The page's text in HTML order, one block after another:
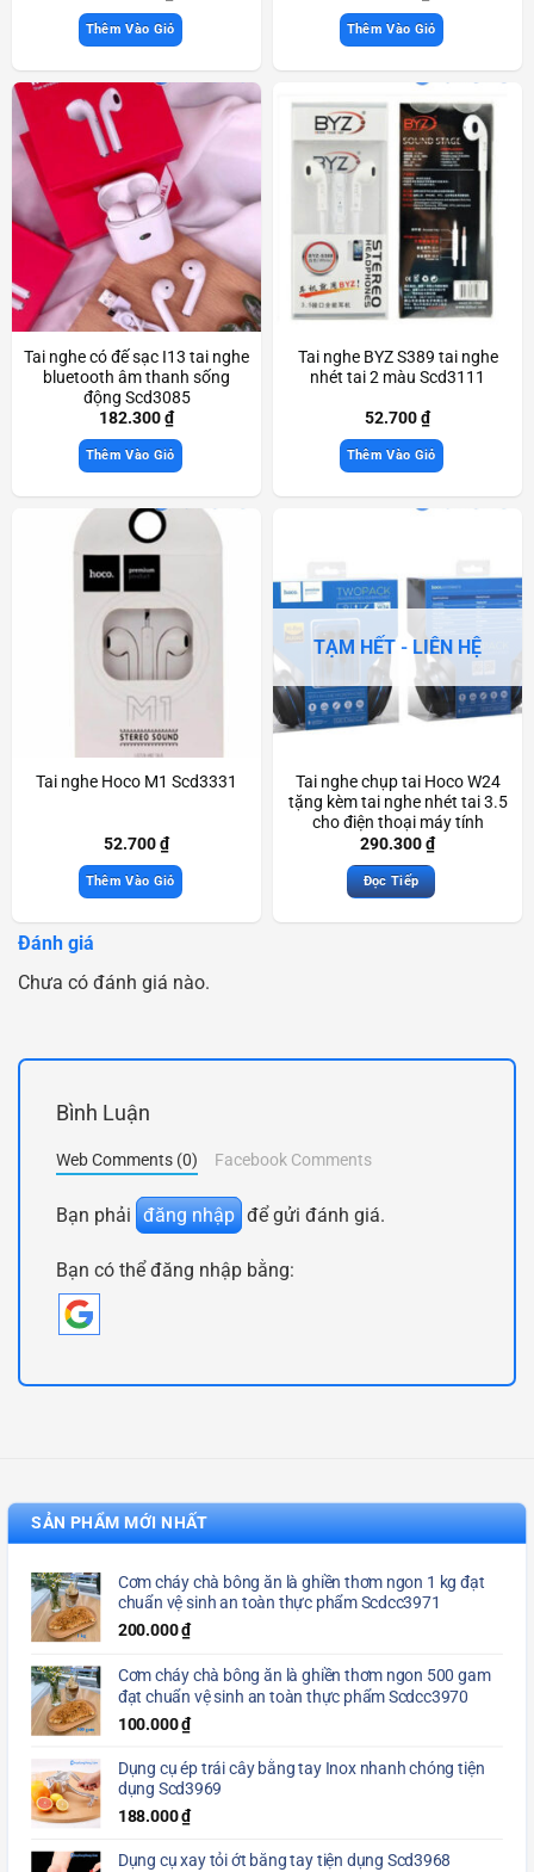
Thêm Vào Giỏ Thêm Vào Giỏ
Tai nghe có đế sạc I13 tai nghe
bluetooth âm thanh sống
động Scd3085
182.300₫
Thêm Vào Giỏ
Tai nghe BYZ S389 tai nghe
nhét tai 2 màu Scd3111
52.700₫
Thêm Vào Giỏ
Tai nghe Hoco M1 Scd3331
52.700₫
Thêm Vào Giỏ
TẠM HẾT - LIÊN HỆ
Tai nghe chụp tai Hoco W24
tặng kèm tai nghe nhét tai 3.5
cho điện thoại máy tính
Scd3459
290.300₫
Đọc Tiếp
Đánh giá
Chưa có đánh giá nào.
Bình Luận
Web Comments (0) Facebook Comments
Bạn phải đăng nhập để gửi đánh giá.
Bạn có thể đăng nhập bằng:
SẢN PHẨM MỚI NHẤT
Cơm cháy chà bông ăn là ghiền thơm ngon 1 kg đạt
chuẩn vệ sinh an toàn thực phẩm Scdcc3971
200.000₫
Cơm cháy chà bông ăn là ghiền thơm ngon 500 gam
đạt chuẩn vệ sinh an toàn thực phẩm Scdcc3970
100.000₫
Dụng cụ ép trái cây bằng tay Inox nhanh chóng tiện
dụng Scd3969
188.000₫
Dụng cụ xay tỏi ớt bằng tay tiện dụng Scd3968